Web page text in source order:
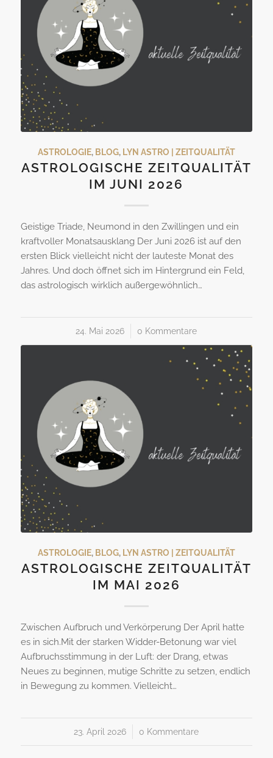
ASTROLOGIE, BLOG, LYN ASTRO | ZEITQUALITÄT
ASTROLOGISCHE ZEITQUALITÄT
IM JUNI 2026
Geistige Triade, Neumond in den Zwillingen und ein
kraftvoller Monatsausklang Der Juni 2026 ist auf den
ersten Blick vielleicht nicht der lauteste Monat des
Jahres. Und doch öffnet sich im Hintergrund ein Feld,
das astrologisch wirklich außergewöhnlich…
24. Mai 2026
/ 0 Kommentare
ASTROLOGIE, BLOG, LYN ASTRO | ZEITQUALITÄT
ASTROLOGISCHE ZEITQUALITÄT
IM MAI 2026
Zwischen Aufbruch und Verkörperung Der April hatte
es in sich.Mit der starken Widder-Betonung war viel
Aufbruchsstimmung in der Luft: der Drang, etwas
Neues zu beginnen, mutige Schritte zu setzen, endlich
in Bewegung zu kommen. Vielleicht…
23. April 2026
/ 0 Kommentare